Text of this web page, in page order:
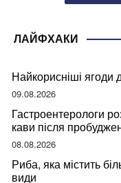
ЛАЙФХАКИ
Найкорисніші ягоди
09.08.2026
Гастроентерологи
кави після
08.08.2026
Риба, яка містить
види